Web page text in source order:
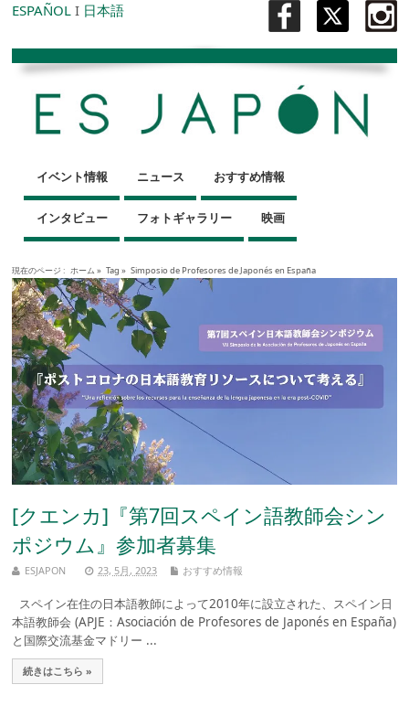
ESPAÑOL I 日本語
イベント情報 ニュース おすすめ情報
インタビュー フォトギャラリー 映画
現在のページ : ホーム » Tag » Simposio de Profesores de Japonés en España
[クエンカ]『第7回スペイン語教師会シン
ポジウム』参加者募集
ESJAPON 23, 5月, 2023 おすすめ情報
スペイン在住の日本語教師によって2010年に設立された、スペイン日
本語教師会 (APJE：Asociación de Profesores de Japonés en España)
と国際交流基金マドリー ...
続きはこちら »